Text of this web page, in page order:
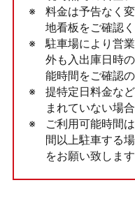
料金は予告なく
地看板をご確認く
駐車場により営
外も入出庫日時
能時間をご確認
提特定日料金な
まれていない場
ご利用可能時間
間以上駐車する
をお願い致します